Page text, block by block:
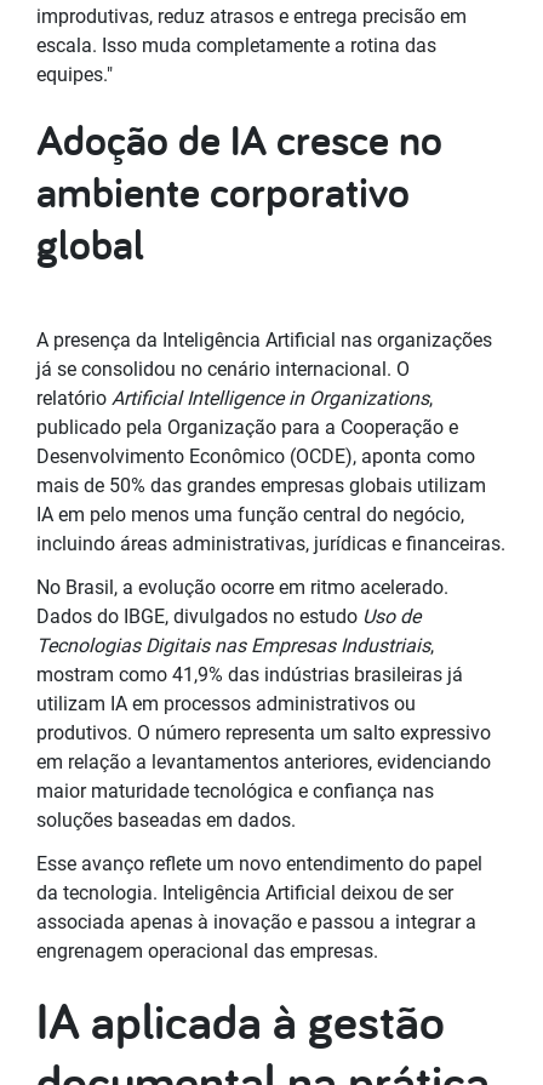
improdutivas, reduz atrasos e entrega precisão em
escala. Isso muda completamente a rotina das
equipes."
Adoção de IA cresce no
ambiente corporativo
global
A presença da Inteligência Artificial nas organizações
já se consolidou no cenário internacional. O
relatório Artificial Intelligence in Organizations,
publicado pela Organização para a Cooperação e
Desenvolvimento Econômico (OCDE), aponta como
mais de 50% das grandes empresas globais utilizam
IA em pelo menos uma função central do negócio,
incluindo áreas administrativas, jurídicas e financeiras.
No Brasil, a evolução ocorre em ritmo acelerado.
Dados do IBGE, divulgados no estudo Uso de
Tecnologias Digitais nas Empresas Industriais,
mostram como 41,9% das indústrias brasileiras já
utilizam IA em processos administrativos ou
produtivos. O número representa um salto expressivo
em relação a levantamentos anteriores, evidenciando
maior maturidade tecnológica e confiança nas
soluções baseadas em dados.
Esse avanço reflete um novo entendimento do papel
da tecnologia. Inteligência Artificial deixou de ser
associada apenas à inovação e passou a integrar a
engrenagem operacional das empresas.
IA aplicada à gestão